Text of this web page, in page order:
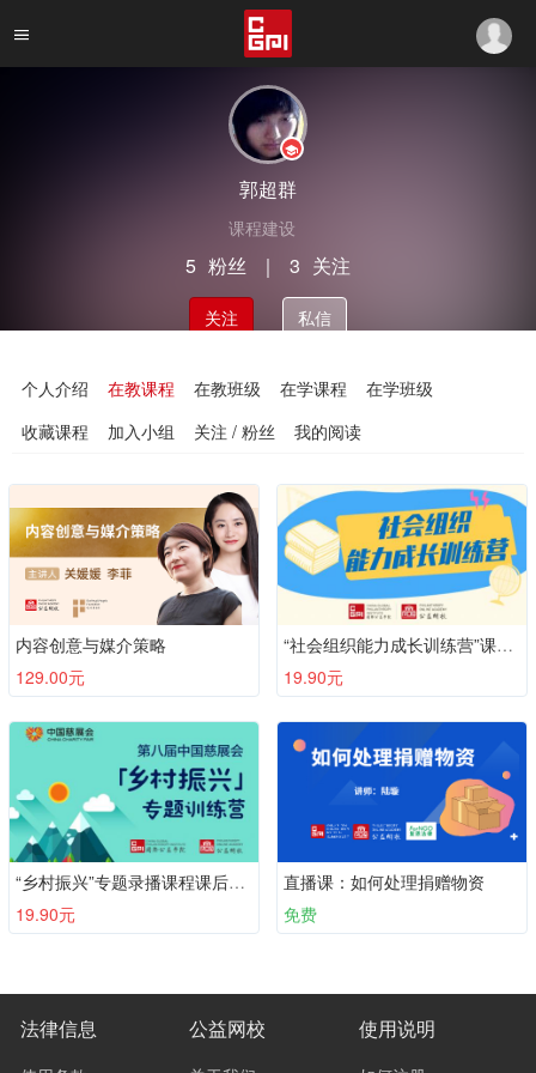
郭超群
课程建设
5 粉丝 ｜ 3 关注
关注 私信
个人介绍 在教课程 在教班级 在学课程
在学班级
收藏课程
加入小组 关注 / 粉丝 我的阅读
内容创意与媒介策略
129.00元
“社会组织能力成长训练营”课后调查，填完领证书〜
19.90元
“乡村振兴”专题录播课程课后调查，填完领证书〜
19.90元
直播课：如何处理捐赠物资
免费
法律信息 公益网校 使用说明